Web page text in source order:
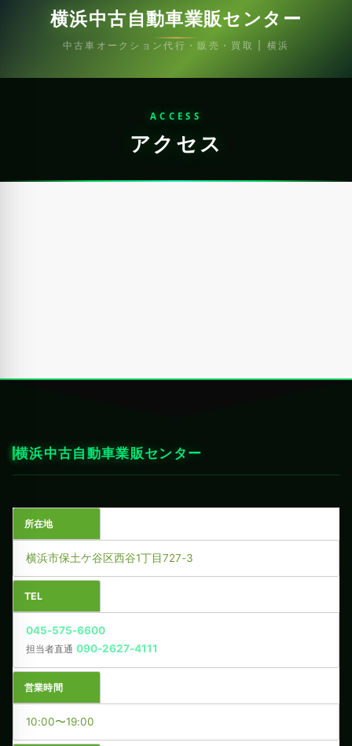
横浜中古自動車業販センター
中古車オークション代行・販売・買取 | 横浜
ACCESS
アクセス
横浜中古自動車業販センター
所在地
横浜市保土ケ谷区西谷1丁目727-3
TEL
045-575-6600
担当者直通 090-2627-4111
営業時間
10:00〜19:00